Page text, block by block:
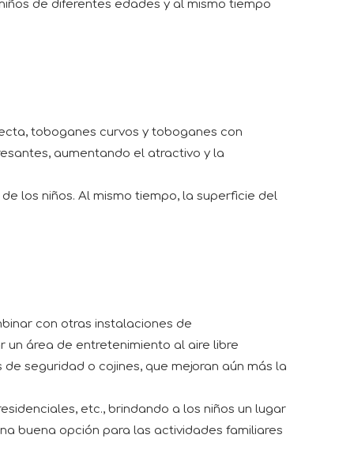
de diferentes edades y al mismo tiempo
toboganes curvos y toboganes con
aumentando el atractivo y la
los niños. Al mismo tiempo, la superficie del
con otras instalaciones de
un área de entretenimiento al aire libre
seguridad o cojines, que mejoran aún más la
etc., brindando a los niños un lugar
buena opción para las actividades familiares